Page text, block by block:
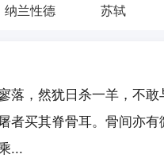
纳兰性德 苏轼
，然犹日杀一羊，不敢
者买其脊骨耳。骨间亦有
...